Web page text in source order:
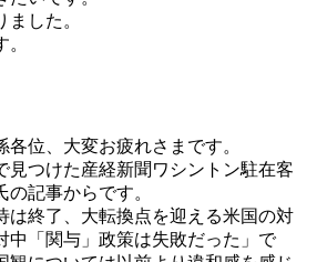
した。
位、大変お疲れさまです。
見つけた産経新聞ワシントン駐在客
の記事からです。
は終了、大転換点を迎える米国の対
「関与」政策は失敗だった」で